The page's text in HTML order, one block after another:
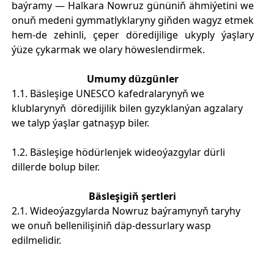
baýramy — Halkara Nowruz gününiň ähmiýetini we
onuň medeni gymmatlyklaryny giňden wagyz etmek
hem-de zehinli, çeper döredijilige ukyply ýaşlary
ýüze çykarmak we olary höweslendirmek.
Umumy düzgünler
1.1. Bäsleşige UNESCO kafedralarynyň we
klublarynyň döredijilik bilen gyzyklanýan agzalary
we talyp ýaşlar gatnaşyp biler.
1.2. Bäsleşige hödürlenjek wideoýazgylar dürli
dillerde bolup biler.
Bäsleşigiň şertleri
2.1. Wideoýazgylarda Nowruz baýramynyň taryhy
we onuň bellenilişiniň däp-dessurlary wasp
edilmelidir.